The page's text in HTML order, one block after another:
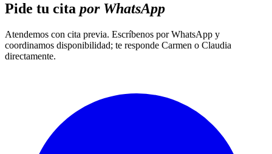
Pide tu cita por WhatsApp
Atendemos con cita previa. Escríbenos por WhatsApp y
coordinamos disponibilidad; te responde Carmen o Claudia
directamente.